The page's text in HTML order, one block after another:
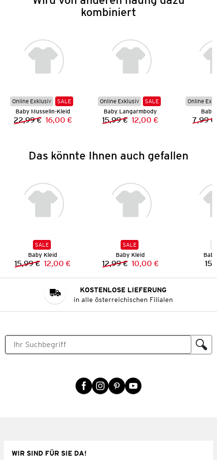
kombiniert
Online Exklusiv
SALE
Baby Musselin-Kleid
Vorheriger Preis:
22,99 € Neuer Preis:
16,00 €
Online Exklusiv
SALE
Baby Langarmbody
Vorheriger Preis:
15,99 € Neuer Preis:
12,00 €
Online
Baby
7,99 €
Das könnte Ihnen auch gefallen
SALE
Baby Kleid
Vorheriger Preis:
15,99 € Neuer Preis:
12,00 €
SALE
Baby Kleid
Vorheriger Preis:
12,99 € Neuer Preis:
10,00 €
KOSTENLOSE LIEFERUNG
in alle österreichischen Filialen
WIR SIND FÜR SIE DA!